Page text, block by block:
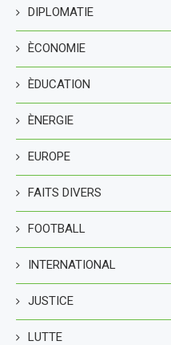
DIPLOMATIE
ÈCONOMIE
ÈDUCATION
ÈNERGIE
EUROPE
FAITS DIVERS
FOOTBALL
INTERNATIONAL
JUSTICE
LUTTE